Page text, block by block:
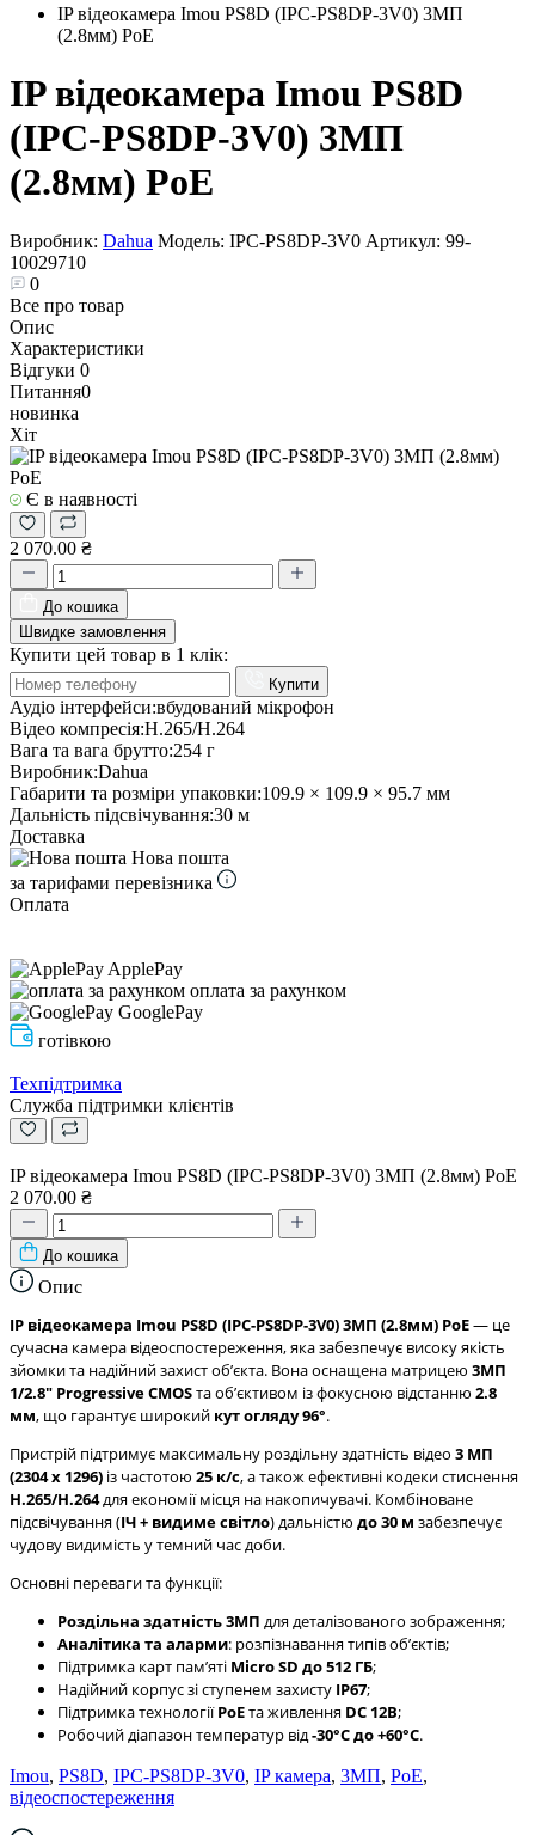
IP відеокамера Imou PS8D (IPC-PS8DP-3V0) 3МП
(2.8мм) PoE
IP відеокамера Imou PS8D
(IPC-PS8DP-3V0) 3МП
(2.8мм) PoE
Виробник: Dahua Модель: IPC-PS8DP-3V0 Артикул: 99-
10029710
0
Все про товар
Опис
Характеристики
Відгуки 0
Питання0
новинка
Хіт
Є в наявності
2 070.00 ₴
До кошика
Швидке замовлення
Купити цей товар в 1 клік:
Купити
Аудіо інтерфейси:вбудований мікрофон
Відео компресія:H.265/H.264
Вага та вага брутто:254 г
Виробник:Dahua
Габарити та розміри упаковки:109.9 × 109.9 × 95.7 мм
Дальність підсвічування:30 м
Доставка
Нова пошта
за тарифами перевізника
Оплата
ApplePay
оплата за рахунком
GooglePay
готівкою
Техпідтримка
Служба підтримки клієнтів
IP відеокамера Imou PS8D (IPC-PS8DP-3V0) 3МП (2.8мм) PoE
2 070.00 ₴
До кошика
Опис
IP відеокамера Imou PS8D (IPC-PS8DP-3V0) 3МП (2.8мм) PoE— це
сучасна камера відеоспостереження, яка забезпечує високу якість
зйомки та надійний захист обʼєкта. Вона оснащена матрицею 3МП
1/2.8" Progressive CMOSта обʼєктивом із фокусною відстанню 2.8
мм, що гарантує широкий кут огляду 96°.
Пристрій підтримує максимальну роздільну здатність відео 3 МП
(2304 х 1296) із частотою 25 к/с, а також ефективні кодеки стиснення
H.265/H.264для економії місця на накопичувачі. Комбіноване
підсвічування (ІЧ + видиме світло) дальністю до 30 м забезпечує
чудову видимість у темний час доби.
Основні переваги та функції:
Роздільна здатність 3МП для деталізованого зображення;
Аналітика та аларми: розпізнавання типів обʼєктів;
Підтримка карт памʼяті Micro SD до 512 ГБ;
Надійний корпус зі ступенем захисту IP67;
Підтримка технологіїPoEта живлення DC 12В;
Робочий діапазон температур від-30°C до +60°C.
Imou, PS8D, IPC-PS8DP-3V0, IP камера, 3МП, PoE,
відеоспостереження